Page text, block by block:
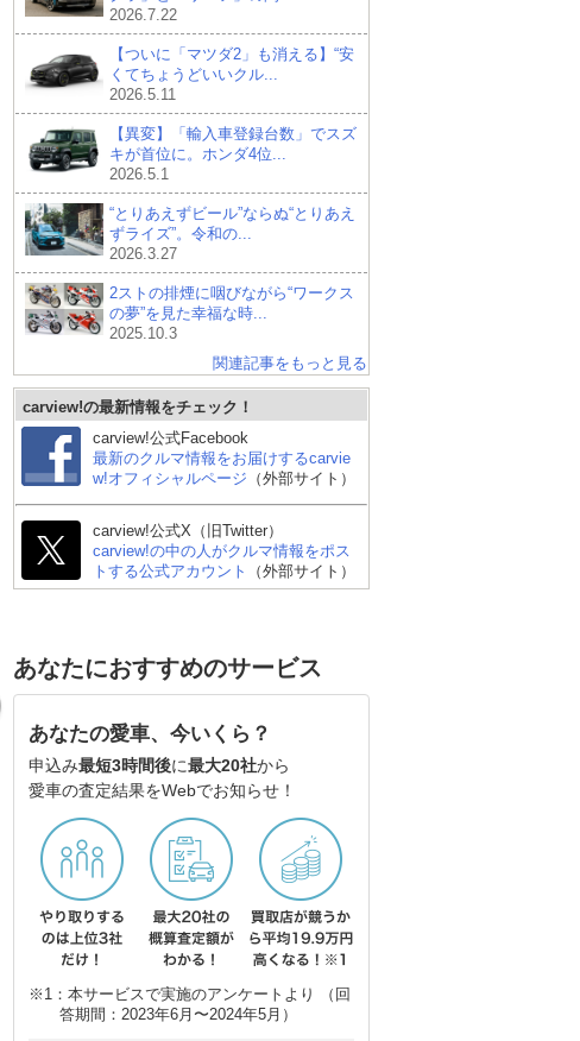
トヨタ ヤリス
2026.7.22
【ついに「マツダ2」も消える】“安
くてちょうどいいクル...
2026.5.11
【異変】「輸入車登録台数」でスズ
キが首位に。ホンダ4位...
2026.5.1
“とりあえずビール”ならぬ“とりあえ
ずライズ”。令和の...
2026.3.27
2ストの排煙に咽びながら“ワークス
の夢”を見た幸福な時...
2025.10.3
関連記事をもっと見る
carview!の最新情報をチェック！
carview!公式Facebook
最新のクルマ情報をお届けするcarvie
w!オフィシャルページ （外部サイト）
carview!公式X（旧Twitter）
carview!の中の人がクルマ情報をポス
トする公式アカウント
（外部サイト）
あなたにおすすめのサービス
あなたの愛車、今いくら？
申込み最短3時間後に最大20社から
愛車の査定結果をWebでお知らせ！
※1：本サービスで実施のアンケートより （回
答期間：2023年6月〜2024年5月）